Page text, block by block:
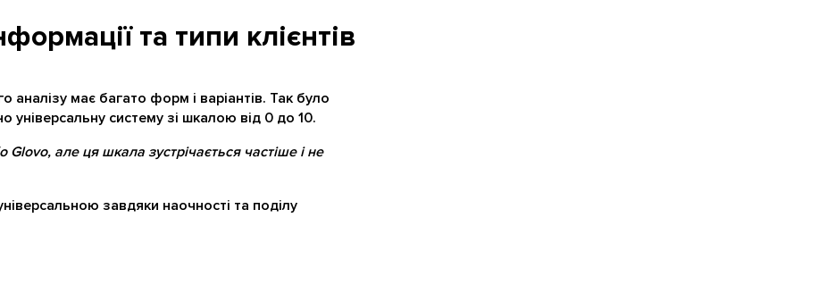
та типи клієнтів
аналізу має багато форм і варіантів. Так було
універсальну систему зі шкалою від 0 до 10.
Glovo, але ця шкала зустрічається частіше і не
завдяки наочності та поділу